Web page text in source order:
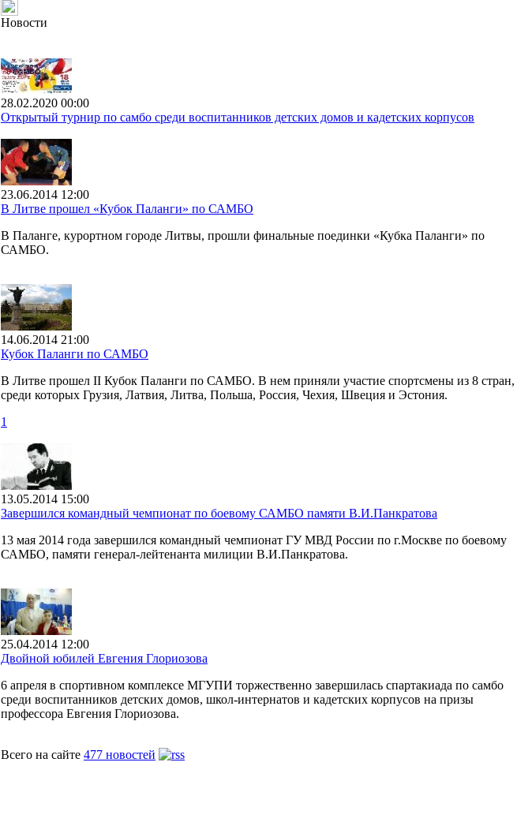
Новости
28.02.2020 00:00
Открытый турнир по самбо среди воспитанников детских домов и кадетских корпусов
23.06.2014 12:00
В Литве прошел «Кубок Паланги» по САМБО
В Паланге, курортном городе Литвы, прошли финальные поединки «Кубка Паланги» по
САМБО.
14.06.2014 21:00
Кубок Паланги по САМБО
В Литве прошел II Кубок Паланги по САМБО. В нем приняли участие спортсмены из 8 стран,
среди которых Грузия, Латвия, Литва, Польша, Россия, Чехия, Швеция и Эстония.
1
13.05.2014 15:00
Завершился командный чемпионат по боевому САМБО памяти В.И.Панкратова
13 мая 2014 года завершился командный чемпионат ГУ МВД России по г.Москве по боевому
САМБО, памяти генерал-лейтенанта милиции В.И.Панкратова.
25.04.2014 12:00
Двойной юбилей Евгения Глориозова
6 апреля в спортивном комплексе МГУПИ торжественно завершилась спартакиада по самбо
среди воспитанников детских домов, школ-интернатов и кадетских корпусов на призы
профессора Евгения Глориозова.
Всего на сайте 477 новостей